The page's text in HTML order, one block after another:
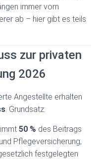
immer vom
ab – hier gibt es teils
zur privaten
2026
Angestellte erhalten
. Grundsatz:
50 % des Beitrags
Pflegeversicherung,
festgelegten